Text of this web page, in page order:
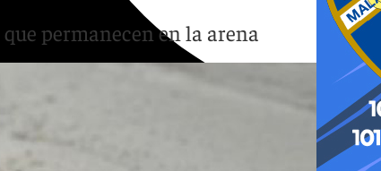
permanecen en la arena